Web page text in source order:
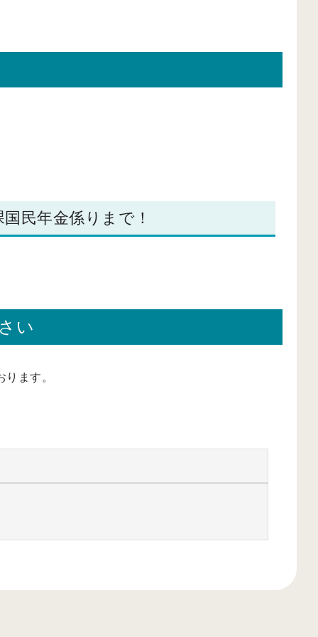
民年金係りまで！
い
ます。